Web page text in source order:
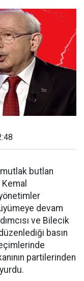
butlan
Kemal
devam
ve Bilecik
basın
partilerinden